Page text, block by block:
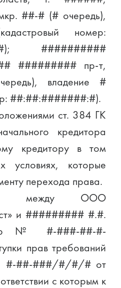
##-# (# очередь),
номер:
##########
######### пр-т,
владение #
##:##:#######:#).
ст. 384 ГК
кредитора
кредитору в том
которые
перехода права.
между ООО
и ######### #.#.
№ #-###-##-#-
прав требований
#-##-###/#/#/# от
с которым к